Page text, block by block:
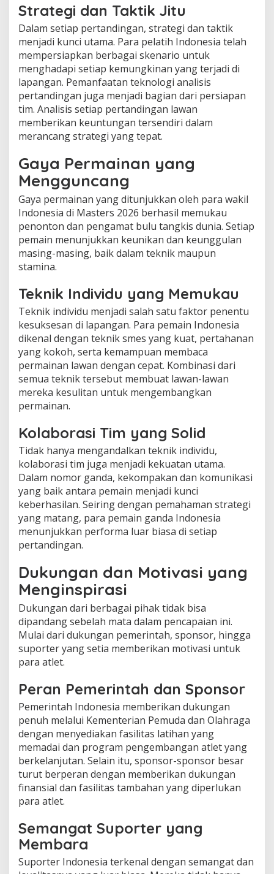
Strategi dan Taktik Jitu
Dalam setiap pertandingan, strategi dan taktik
menjadi kunci utama. Para pelatih Indonesia telah
mempersiapkan berbagai skenario untuk
menghadapi setiap kemungkinan yang terjadi di
lapangan. Pemanfaatan teknologi analisis
pertandingan juga menjadi bagian dari persiapan
tim. Analisis setiap pertandingan lawan
memberikan keuntungan tersendiri dalam
merancang strategi yang tepat.
Gaya Permainan yang
Mengguncang
Gaya permainan yang ditunjukkan oleh para wakil
Indonesia di Masters 2026 berhasil memukau
penonton dan pengamat bulu tangkis dunia. Setiap
pemain menunjukkan keunikan dan keunggulan
masing-masing, baik dalam teknik maupun
stamina.
Teknik Individu yang Memukau
Teknik individu menjadi salah satu faktor penentu
kesuksesan di lapangan. Para pemain Indonesia
dikenal dengan teknik smes yang kuat, pertahanan
yang kokoh, serta kemampuan membaca
permainan lawan dengan cepat. Kombinasi dari
semua teknik tersebut membuat lawan-lawan
mereka kesulitan untuk mengembangkan
permainan.
Kolaborasi Tim yang Solid
Tidak hanya mengandalkan teknik individu,
kolaborasi tim juga menjadi kekuatan utama.
Dalam nomor ganda, kekompakan dan komunikasi
yang baik antara pemain menjadi kunci
keberhasilan. Seiring dengan pemahaman strategi
yang matang, para pemain ganda Indonesia
menunjukkan performa luar biasa di setiap
pertandingan.
Dukungan dan Motivasi yang
Menginspirasi
Dukungan dari berbagai pihak tidak bisa
dipandang sebelah mata dalam pencapaian ini.
Mulai dari dukungan pemerintah, sponsor, hingga
suporter yang setia memberikan motivasi untuk
para atlet.
Peran Pemerintah dan Sponsor
Pemerintah Indonesia memberikan dukungan
penuh melalui Kementerian Pemuda dan Olahraga
dengan menyediakan fasilitas latihan yang
memadai dan program pengembangan atlet yang
berkelanjutan. Selain itu, sponsor-sponsor besar
turut berperan dengan memberikan dukungan
finansial dan fasilitas tambahan yang diperlukan
para atlet.
Semangat Suporter yang
Membara
Suporter Indonesia terkenal dengan semangat dan